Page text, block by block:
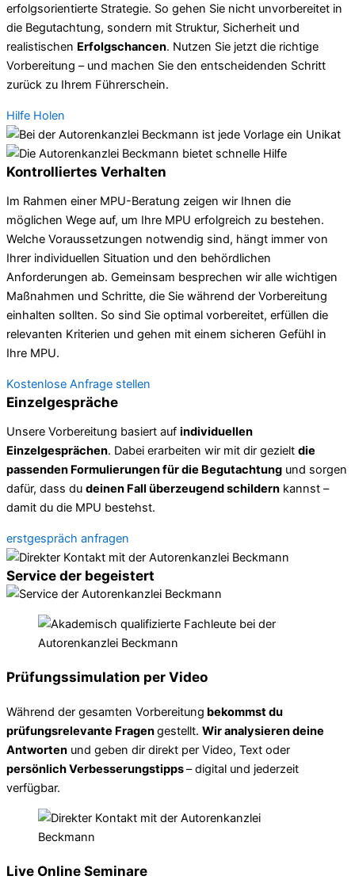
erfolgsorientierte Strategie. So gehen Sie nicht unvorbereitet in
die Begutachtung, sondern mit Struktur, Sicherheit und
realistischen Erfolgschancen. Nutzen Sie jetzt die richtige
Vorbereitung – und machen Sie den entscheidenden Schritt
zurück zu Ihrem Führerschein.
Hilfe Holen
Kontrolliertes Verhalten
Im Rahmen einer MPU-Beratung zeigen wir Ihnen die
möglichen Wege auf, um Ihre MPU erfolgreich zu bestehen.
Welche Voraussetzungen notwendig sind, hängt immer von
Ihrer individuellen Situation und den behördlichen
Anforderungen ab. Gemeinsam besprechen wir alle wichtigen
Maßnahmen und Schritte, die Sie während der Vorbereitung
einhalten sollten. So sind Sie optimal vorbereitet, erfüllen die
relevanten Kriterien und gehen mit einem sicheren Gefühl in
Ihre MPU.
Kostenlose Anfrage stellen
Einzelgespräche
Unsere Vorbereitung basiert auf individuellen
Einzelgesprächen. Dabei erarbeiten wir mit dir gezielt die
passenden Formulierungen für die Begutachtung und sorgen
dafür, dass du deinen Fall überzeugend schildern kannst –
damit du die MPU bestehst.
erstgespräch anfragen
Service der begeistert
Prüfungssimulation per Video
Während der gesamten Vorbereitung bekommst du
prüfungsrelevante Fragengestellt. Wir analysieren deine
Antworten und geben dir direkt per Video, Text oder
persönlich Verbesserungstipps– digital und jederzeit
verfügbar.
Live Online Seminare